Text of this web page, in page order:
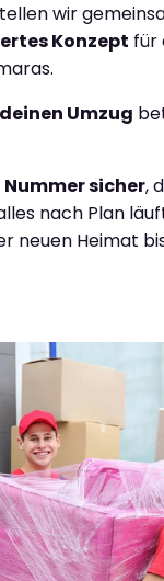
wir
Konzept für
Umzug
sicher,
nach Plan
neuen Heimat